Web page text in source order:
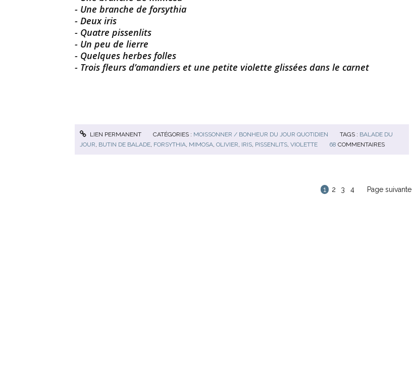
- Une branche de forsythia
- Deux iris
- Quatre pissenlits
- Un peu de lierre
- Quelques herbes folles
- Trois fleurs d’amandiers et une petite violette glissées dans le carnet
LIEN PERMANENT CATÉGORIES : MOISSONNER / BONHEUR DU JOUR QUOTIDIEN TAGS : BALADE DU
JOUR, BUTIN DE BALADE, FORSYTHIA, MIMOSA, OLIVIER, IRIS, PISSENLITS, VIOLETTE 68 COMMENTAIRES
1 2 3 4 Page suivante